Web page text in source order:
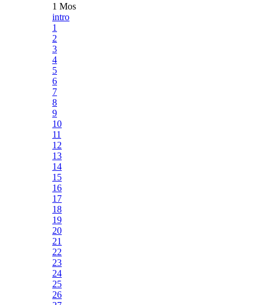
1 Mos
intro
1
2
3
4
5
6
7
8
9
10
11
12
13
14
15
16
17
18
19
20
21
22
23
24
25
26